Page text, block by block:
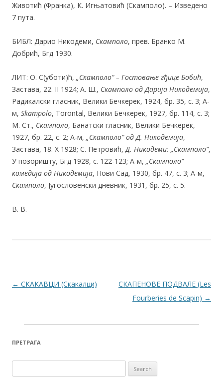
Животић (Франка), К. Игњатовић (Скамполо). – Изведено
7 пута.
БИБЛ: Дарио Никодеми, Скамполо, прев. Бранко М.
Добрић, Бгд 1930.
ЛИТ: О. С(уботи)ћ, „Скамполо“ – Гостовање гђице Бобић,
Застава, 22. II 1924; А. Ш., Скамполо од Дарија Никодемија,
Радикалски гласник, Велики Бечкерек, 1924, бр. 35, с. 3; А-
м, Skampolo, Torontal, Велики Бечкерек, 1927, бр. 114, с. 3;
М. Ст., Скамполо, Банатски гласник, Велики Бечкерек,
1927, бр. 22, с. 2; А-м, „Скамполо“ од Д. Никодемија,
Застава, 18. X 1928; С. Петровић,Д. Никодеми: „Скамполо“,
У позоришту, Бгд 1928, с. 122-123; А-м, „Скамполо“
комедија од Никодемија, Нови Сад, 1930, бр. 47, с. 3; А-м,
Скамполо, Југословенски дневник, 1931, бр. 25, с. 5.
В. В.
Post navigation
← СКАКАВЦИ (Скакалци)
СКАПЕНОВЕ ПОДВАЛЕ (Les
Fourberies de Scapin) →
ПРЕТРАГА